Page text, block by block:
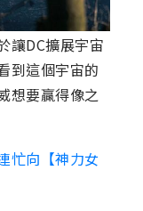
DC擴展宇宙
到這個宇宙的
想要贏得像之
忙向【神力女